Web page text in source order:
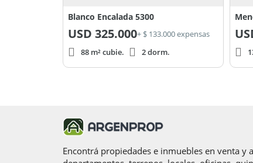
Blanco Encalada 5300
USD 325.000+ $ 133.000 expensas
88 m² cubie.
2 dorm.
Encontrá propiedades e inmuebles en venta y